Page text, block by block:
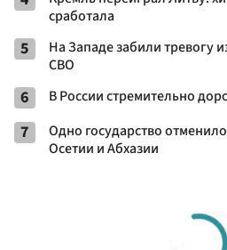
сработала
5
На Западе забили тревогу
СВО
6 В России стремительно
7
Одно государство
Осетии и Абхазии